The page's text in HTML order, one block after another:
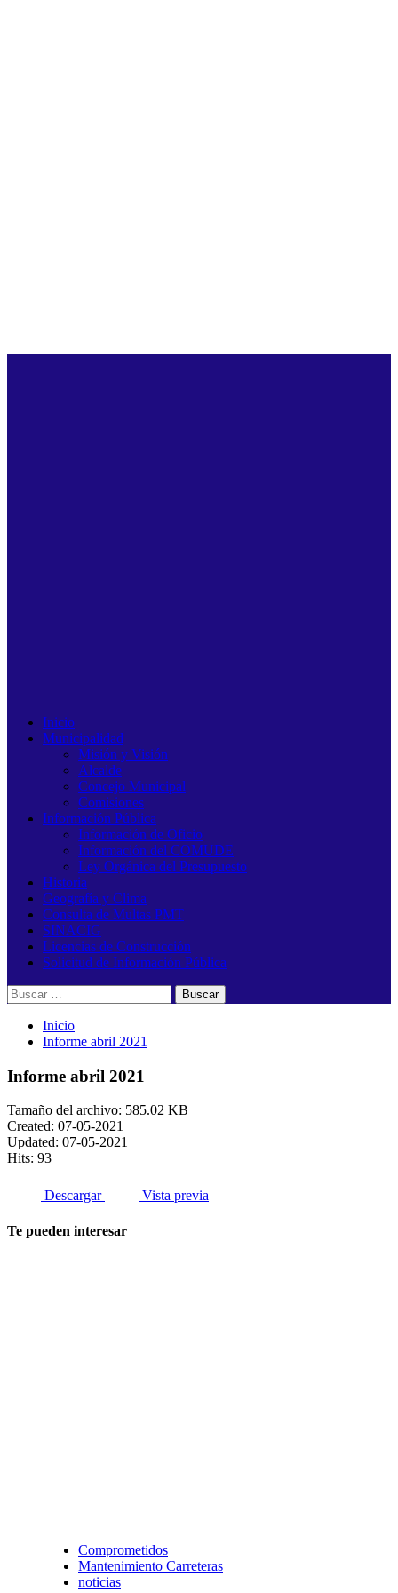
Inicio
Municipalidad
Misión y Visión
Alcalde
Concejo Municipal
Comisiones
Información Pública
Información de Oficio
Información del COMUDE
Ley Orgánica del Presupuesto
Historia
Geografía y Clima
Consulta de Multas PMT
SINACIG
Licencias de Construcción
Solicitud de Información Pública
Buscar:
Inicio
Informe abril 2021
Informe abril 2021
Tamaño del archivo: 585.02 KB
Created: 07-05-2021
Updated: 07-05-2021
Hits: 93
Descargar Vista previa
Te pueden interesar
Comprometidos
Mantenimiento Carreteras
noticias